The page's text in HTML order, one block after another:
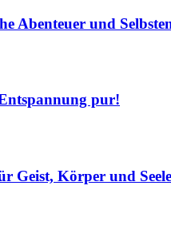
Abenteuer und
pur!
Geist, Körper und Seele